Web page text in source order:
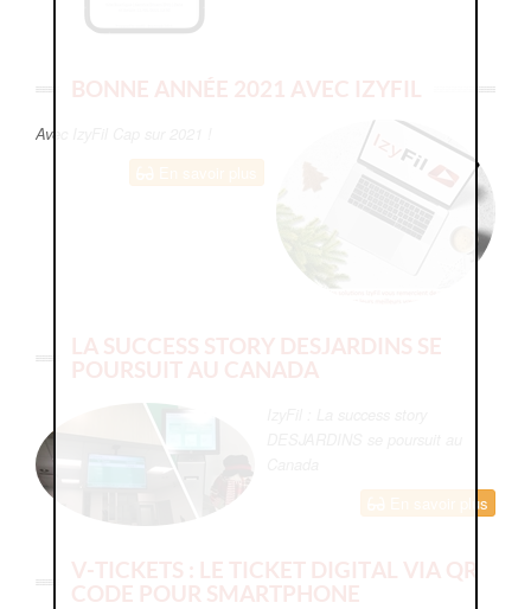
BONNE ANNÉE 2021 AVEC IZYFIL
Avec IzyFil Cap sur 2021 !
LA SUCCESS STORY DESJARDINS SE
POURSUIT AU CANADA
En savoir plus
V-TICKETS : LE TICKET DIGITAL VIA QR
CODE POUR SMARTPHONE